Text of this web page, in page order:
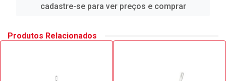
cadastre-se para ver preços e comprar
Produtos Relacionados